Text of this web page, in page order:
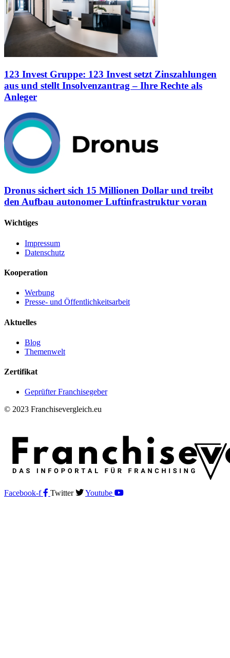
123 Invest Gruppe: 123 Invest setzt Zinszahlungen
aus und stellt Insolvenzantrag – Ihre Rechte als
Anleger
Dronus sichert sich 15 Millionen Dollar und treibt
den Aufbau autonomer Luftinfrastruktur voran
Wichtiges
Impressum
Datenschutz
Kooperation
Werbung
Presse- und Öffentlichkeitsarbeit
Aktuelles
Blog
Themenwelt
Zertifikat
Geprüfter Franchisegeber
© 2023 Franchisevergleich.eu
Facebook-f Twitter Youtube